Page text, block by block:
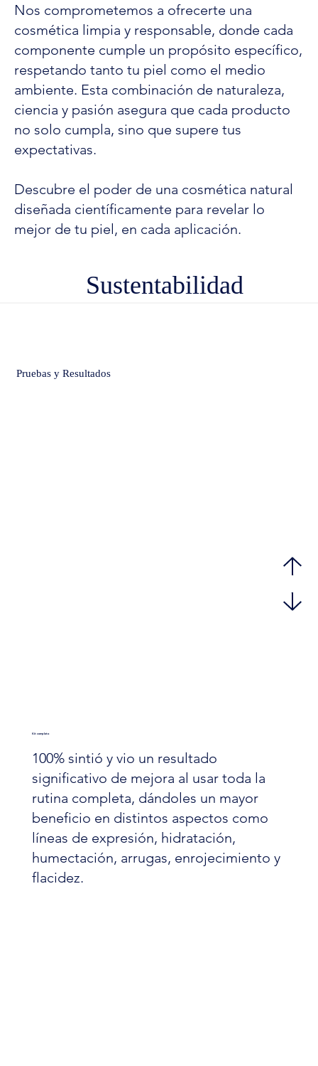
Nos comprometemos a ofrecerte una
cosmética limpia y responsable, donde cada
componente cumple un propósito específico,
respetando tanto tu piel como el medio
ambiente. Esta combinación de naturaleza,
ciencia y pasión asegura que cada producto
no solo cumpla, sino que supere tus
expectativas.
Descubre el poder de una cosmética natural
diseñada científicamente para revelar lo
mejor de tu piel, en cada aplicación.
Sustentabilidad
Pruebas y Resultados
Kit completo
100% sintió y vio un resultado
significativo de mejora al usar toda la
rutina completa, dándoles un mayor
beneficio en distintos aspectos como
líneas de expresión, hidratación,
humectación, arrugas, enrojecimiento y
flacidez.